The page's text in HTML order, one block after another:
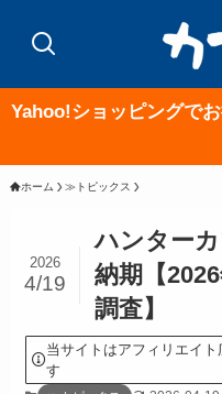
Yahoo!ショッピングで
ホーム ≫トピックス
ハンターカ
納期【
調査】
2026
4/19
当サイトはアフィリエイ
す